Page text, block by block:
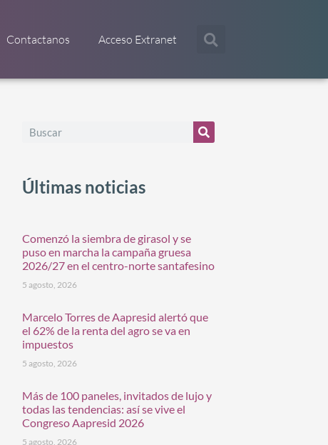
Contactanos Acceso Extranet
Últimas noticias
Comenzó la siembra de girasol y se
puso en marcha la campaña gruesa
2026/27 en el centro-norte santafesino
5 agosto, 2026
Marcelo Torres de Aapresid alertó que
el 62% de la renta del agro se va en
impuestos
5 agosto, 2026
Más de 100 paneles, invitados de lujo y
todas las tendencias: así se vive el
Congreso Aapresid 2026
5 agosto, 2026